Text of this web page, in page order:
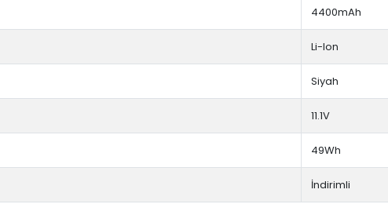
4400mAh
Li-Ion
Siyah
11.1V
49Wh
İndirimli